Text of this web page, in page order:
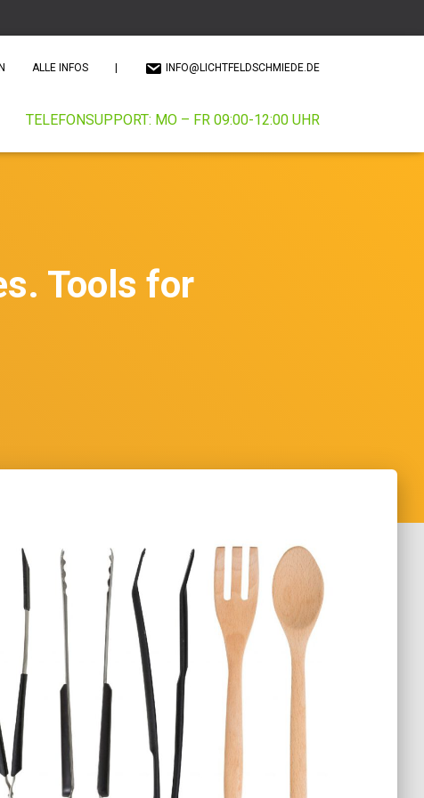
ALLE INFOS INFO@LICHTFELDSCHMIEDE.DE
TELEFONSUPPORT: MO – FR 09:00-12:00 UHR
Tools for